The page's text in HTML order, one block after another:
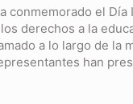
conmemorado el
derechos a la
a lo largo de
han